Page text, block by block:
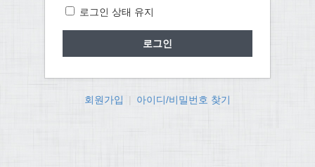
로그인 상태 유지
회원가입 아이디/비밀번호 찾기